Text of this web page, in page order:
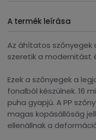
A termék leírása
Az áhítatos szőnyegek
szeretik a modernitást
Ezek a szőnyegek a
fonalból készülnek. 16
puha gyapjú. A PP
magas kopásállóság
ellenállnak a